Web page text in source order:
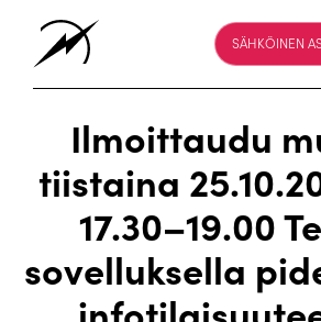
SÄHKÖINEN
Ilmoittaudu
tiistaina
17.30–19.00
sovelluksella